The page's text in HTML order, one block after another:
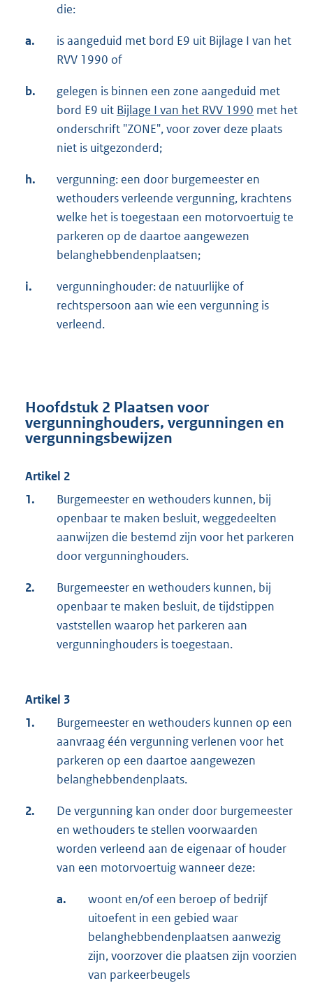
die:
a.
is aangeduid met bord E9 uit Bijlage I van het
RVV 1990 of
b.
gelegen is binnen een zone aangeduid met
bord E9 uit Bijlage I van het RVV 1990 met het
onderschrift "ZONE", voor zover deze plaats
niet is uitgezonderd;
h.
vergunning: een door burgemeester en
wethouders verleende vergunning, krachtens
welke het is toegestaan een motorvoertuig te
parkeren op de daartoe aangewezen
belanghebbendenplaatsen;
i.
vergunninghouder: de natuurlijke of
rechtspersoon aan wie een vergunning is
verleend.
Hoofdstuk 2 Plaatsen voor
vergunninghouders, vergunningen en
vergunningsbewijzen
Artikel 2
1.
Burgemeester en wethouders kunnen, bij
openbaar te maken besluit, weggedeelten
aanwijzen die bestemd zijn voor het parkeren
door vergunninghouders.
2.
Burgemeester en wethouders kunnen, bij
openbaar te maken besluit, de tijdstippen
vaststellen waarop het parkeren aan
vergunninghouders is toegestaan.
Artikel 3
1.
Burgemeester en wethouders kunnen op een
aanvraag één vergunning verlenen voor het
parkeren op een daartoe aangewezen
belanghebbendenplaats.
2.
De vergunning kan onder door burgemeester
en wethouders te stellen voorwaarden
worden verleend aan de eigenaar of houder
van een motorvoertuig wanneer deze:
a.
woont en/of een beroep of bedrijf
uitoefent in een gebied waar
belanghebbendenplaatsen aanwezig
zijn, voorzover die plaatsen zijn voorzien
van parkeerbeugels